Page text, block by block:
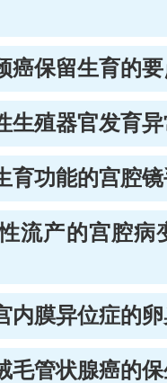
癌保留生育的
生殖器官发育
育功能的宫腔
流产的宫腔病
内膜异位症的
毛管状腺癌的